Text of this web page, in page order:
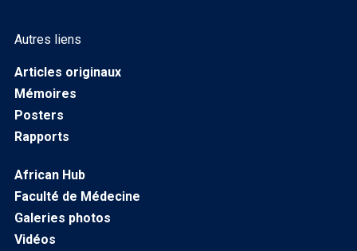
Autres liens
Articles originaux
Mémoires
Posters
Rapports
African Hub
Faculté de Médecine
Galeries photos
Vidéos